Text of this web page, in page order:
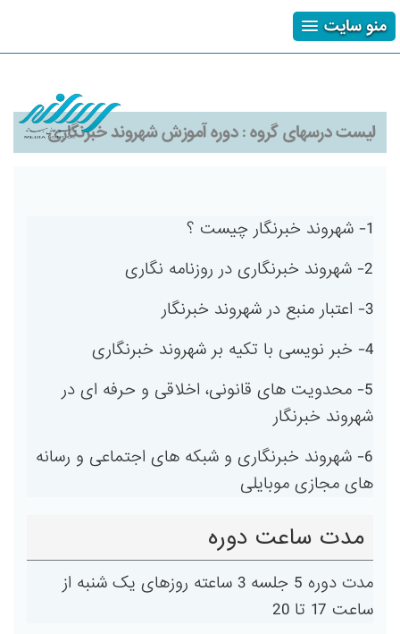
منو سایت
لیست درسهای گروه :دوره آموزش شهروند خبرنگاری
1- شهروند خبرنگار چیست ؟
2- شهروند خبرنگاری در روزنامه نگاری
3- اعتبار منبع در شهروند خبرنگار
4- خبر نویسی با تکیه بر شهروند خبرنگاری
5- محدویت های قانونی، اخلاقی و حرفه ای در
شهروند خبرنگار
6- شهروند خبرنگاری و شبکه های اجتماعی و رسانه
های مجازی موبایلی
مدت ساعت دوره
مدت دوره 5 جلسه 3 ساعته روزهای یک شنبه از
ساعت 17 تا 20